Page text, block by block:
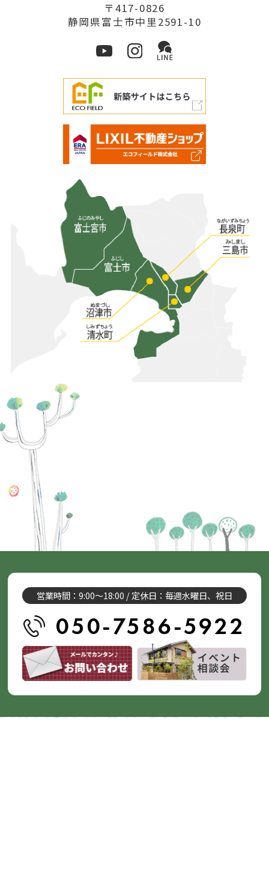
〒417-0826
静岡県富士市中里2591-10
営業時間：9:00～18:00 / 定休日：毎週水曜日、祝日
050-7586-5922